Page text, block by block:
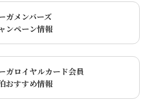
ガメンバーズ
ンペーン情報
ガロイヤルカード会員
おすすめ情報